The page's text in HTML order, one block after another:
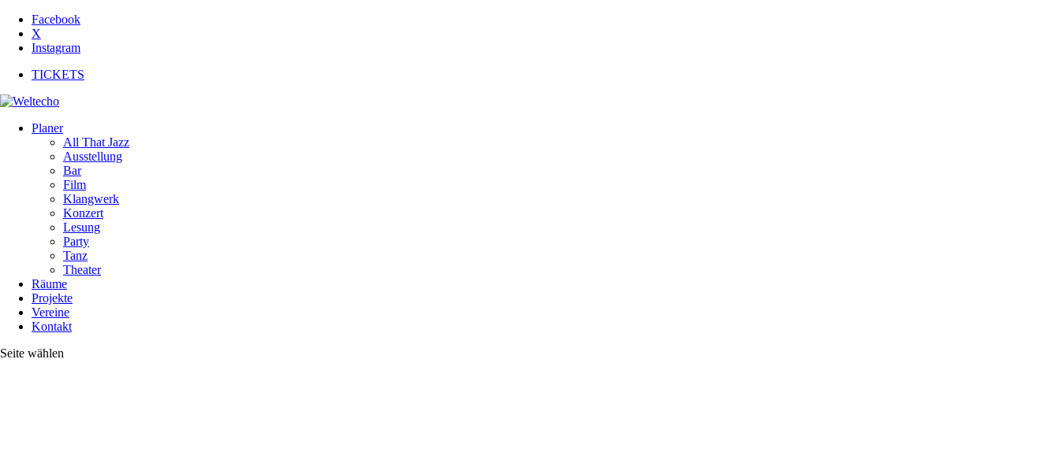
Facebook
X
Instagram
TICKETS
Planer
All That Jazz
Ausstellung
Bar
Film
Klangwerk
Konzert
Lesung
Party
Tanz
Theater
Räume
Projekte
Vereine
Kontakt
Seite wählen